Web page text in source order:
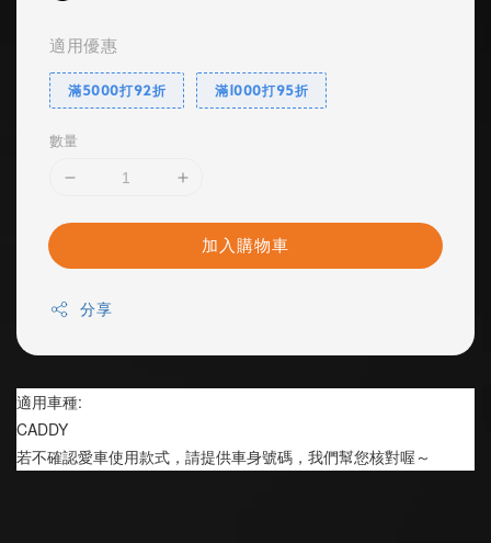
適用優惠
滿5000打92折 滿1000打95折
數量
加入購物車
分享
適用車種:
CADDY
若不確認愛車使用款式，請提供車身號碼，我們幫您核對喔～